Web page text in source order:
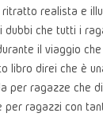
realista e
che tutti i
il viaggio che
libro direi che è
per ragazze che
per ragazzi con